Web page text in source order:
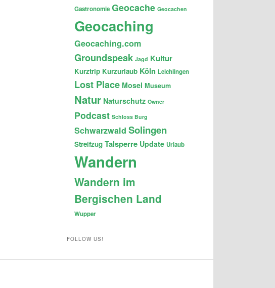
Gastronomie Geocache Geocachen
Geocaching
Geocaching.com
Groundspeak Jagd Kultur
Kurztrip Kurzurlaub Köln Leichlingen
Lost Place Mosel Museum
Natur Naturschutz Owner
Podcast Schloss Burg
Schwarzwald Solingen
Streifzug Talsperre Update Urlaub
Wandern
Wandern im
Bergischen Land
Wupper
FOLLOW US!